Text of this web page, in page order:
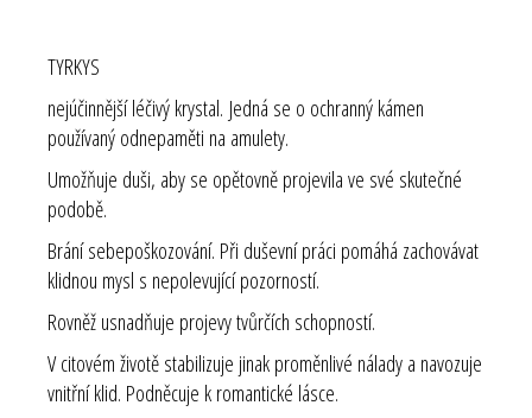
TYRKYS
nejúčinnější léčivý krystal. Jedná se o ochranný kámen
používaný odnepaměti na amulety.
Umožňuje duši, aby se opětovně projevila ve své skutečné
podobě.
Brání sebepoškozování. Při duševní práci pomáhá zachovávat
klidnou mysl s nepolevující pozorností.
Rovněž usnadňuje projevy tvůrčích schopností.
V citovém životě stabilizuje jinak proměnlivé nálady a navozuje
vnitřní klid. Podněcuje k romantické lásce.